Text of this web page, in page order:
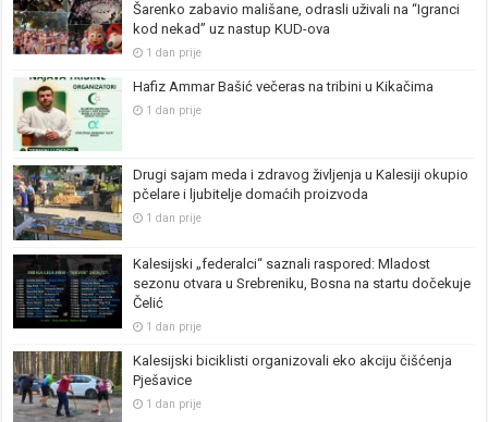
Šarenko zabavio mališane, odrasli uživali na “Igranci
kod nekad” uz nastup KUD-ova
1 dan prije
Hafiz Ammar Bašić večeras na tribini u Kikačima
1 dan prije
Drugi sajam meda i zdravog življenja u Kalesiji okupio
pčelare i ljubitelje domaćih proizvoda
1 dan prije
Kalesijski „federalci“ saznali raspored: Mladost
sezonu otvara u Srebreniku, Bosna na startu dočekuje
Čelić
1 dan prije
Kalesijski biciklisti organizovali eko akciju čišćenja
Pješavice
1 dan prije